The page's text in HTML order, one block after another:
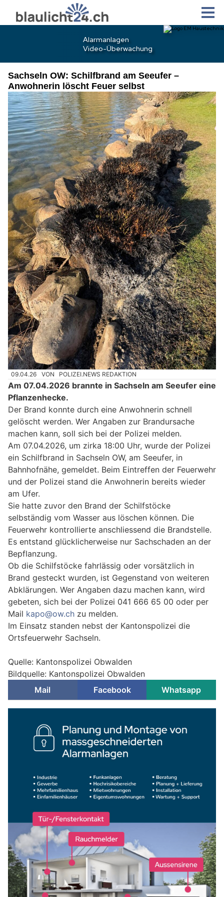
Sachseln OW: Schilfbrand am Seeufer –
Anwohnerin löscht Feuer selbst
09.04.26 VON POLIZEI.NEWS REDAKTION
Am 07.04.2026 brannte in Sachseln am Seeufer eine
Pflanzenhecke.
Der Brand konnte durch eine Anwohnerin schnell
gelöscht werden. Wer Angaben zur Brandursache
machen kann, soll sich bei der Polizei melden.
Am 07.04.2026, um zirka 18:00 Uhr, wurde der Polizei
ein Schilfbrand in Sachseln OW, am Seeufer, in
Bahnhofnähe, gemeldet. Beim Eintreffen der Feuerwehr
und der Polizei stand die Anwohnerin bereits wieder
am Ufer.
Sie hatte zuvor den Brand der Schilfstöcke
selbständig vom Wasser aus löschen können. Die
Feuerwehr kontrollierte anschliessend die Brandstelle.
Es entstand glücklicherweise nur Sachschaden an der
Bepflanzung.
Ob die Schilfstöcke fahrlässig oder vorsätzlich in
Brand gesteckt wurden, ist Gegenstand von weiteren
Abklärungen. Wer Angaben dazu machen kann, wird
gebeten, sich bei der Polizei 041 666 65 00 oder per
Mail kapo@ow.ch zu melden.
Im Einsatz standen nebst der Kantonspolizei die
Ortsfeuerwehr Sachseln.
Quelle: Kantonspolizei Obwalden
Bildquelle: Kantonspolizei Obwalden
Mail
Facebook Whatsapp